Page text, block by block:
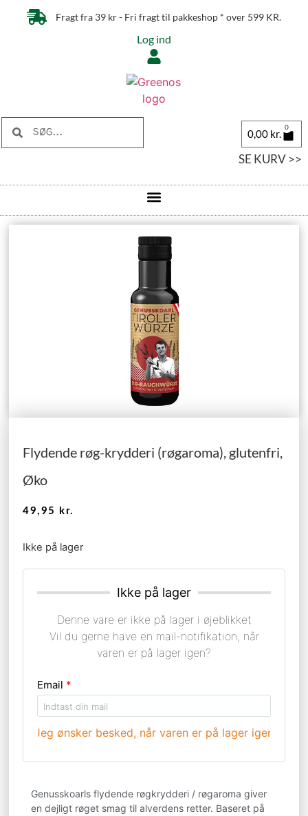
Fragt fra 39 kr - Fri fragt til pakkeshop * over 599 KR.
Log ind
0,00 kr.
0
SE KURV >>
Flydende røg-krydderi (røgaroma), glutenfri,
Øko
49,95 kr.
Ikke på lager
Ikke på lager
Denne vare er ikke på lager i øjeblikket
Vil du gerne have en mail-notifikation, når
varen er på lager igen?
Email *
Jeg ønsker besked, når varen er på lager igen >
Genusskoarls flydende røgkrydderi / røgaroma giver
en dejligt røget smag til alverdens retter. Baseret på